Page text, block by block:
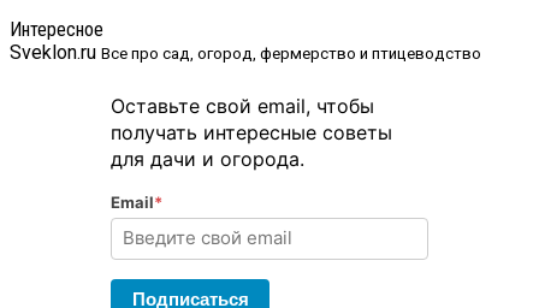
Интересное
Sveklon.ru Все про сад, огород, фермерство и птицеводство
Оставьте свой email, чтобы
получать интересные советы
для дачи и огорода.
Email*
Подписаться